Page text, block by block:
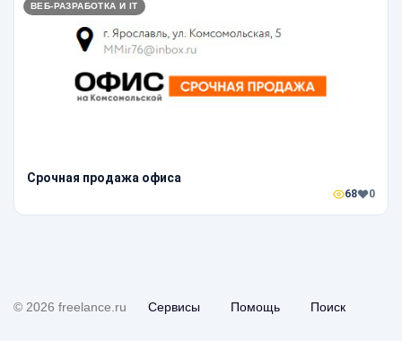
ВЕБ-РАЗРАБОТКА И IT
Срочная продажа офиса
68 0
© 2026 freelance.ru Сервисы Помощь Поиск